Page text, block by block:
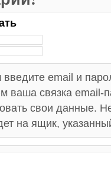
введите email и
ваша связка email-
свои данные.
на ящик,